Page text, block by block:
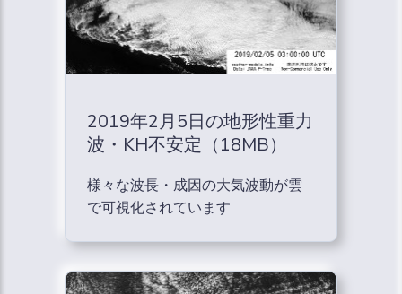
2019年2月5日の地形性重力
波・KH不安定（18MB）
様々な波長・成因の大気波動が雲
で可視化されています